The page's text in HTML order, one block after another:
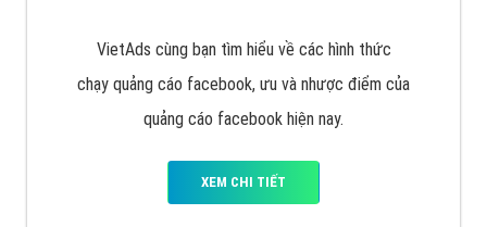
VietAds cùng bạn tìm hiểu về các hình thức
chạy quảng cáo facebook, ưu và nhược điểm của
quảng cáo facebook hiện nay.
XEM CHI TIẾT